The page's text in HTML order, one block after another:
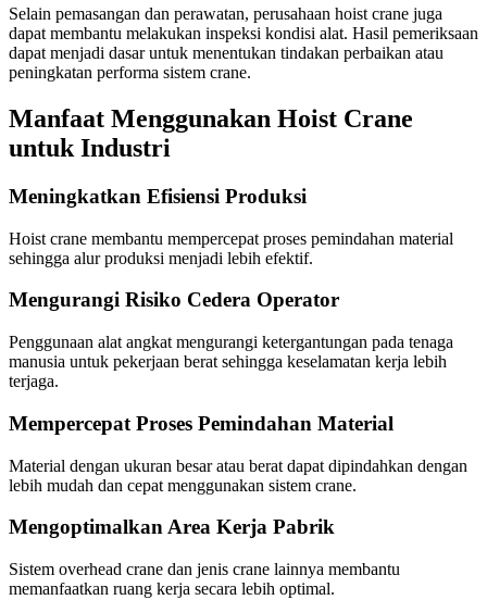
Selain pemasangan dan perawatan, perusahaan hoist crane juga
dapat membantu melakukan inspeksi kondisi alat. Hasil pemeriksaan
dapat menjadi dasar untuk menentukan tindakan perbaikan atau
peningkatan performa sistem crane.
Manfaat Menggunakan Hoist Crane
untuk Industri
Meningkatkan Efisiensi Produksi
Hoist crane membantu mempercepat proses pemindahan material
sehingga alur produksi menjadi lebih efektif.
Mengurangi Risiko Cedera Operator
Penggunaan alat angkat mengurangi ketergantungan pada tenaga
manusia untuk pekerjaan berat sehingga keselamatan kerja lebih
terjaga.
Mempercepat Proses Pemindahan Material
Material dengan ukuran besar atau berat dapat dipindahkan dengan
lebih mudah dan cepat menggunakan sistem crane.
Mengoptimalkan Area Kerja Pabrik
Sistem overhead crane dan jenis crane lainnya membantu
memanfaatkan ruang kerja secara lebih optimal.